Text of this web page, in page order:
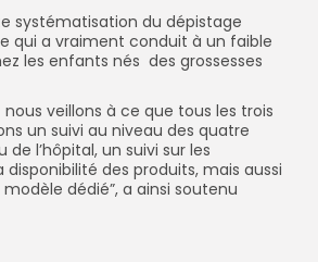
systématisation du dépistage
qui a vraiment conduit à un faible
les enfants nés des grossesses
veillons à ce que tous les trois
un suivi au niveau des quatre
l’hôpital, un suivi sur les
des produits, mais aussi
dédié”, a ainsi soutenu